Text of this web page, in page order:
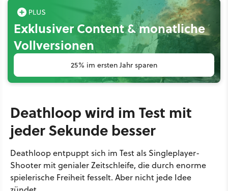
Exklusiver Content & monatliche
Vollversionen
25% im ersten Jahr sparen
Deathloop wird im Test mit
jeder Sekunde besser
Deathloop entpuppt sich im Test als Singleplayer-
Shooter mit genialer Zeitschleife, die durch enorme
spielerische Freiheit fesselt. Aber nicht jede Idee